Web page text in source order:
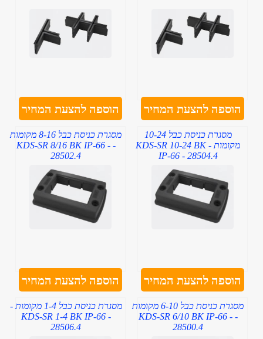
הוספה להצעת המחיר הוספה להצעת המחיר
מסגרת כניסת כבל 10-24
מקומות - KDS-SR 10-24 BK
IP-66 - 28504.4
הוספה להצעת המחיר
מסגרת כניסת כבל 8-16 מקומות
- KDS-SR 8/16 BK IP-66 -
28502.4
הוספה להצעת המחיר
מסגרת כניסת כבל 6-10 מקומות
- KDS-SR 6/10 BK IP-66 -
28500.4
מסגרת כניסת כבל 1-4 מקומות -
KDS-SR 1-4 BK IP-66 -
28506.4